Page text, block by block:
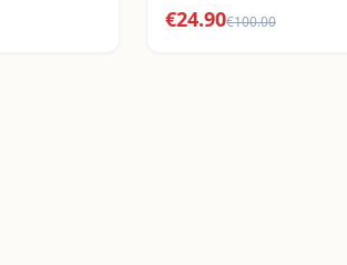
€24.90€100.00